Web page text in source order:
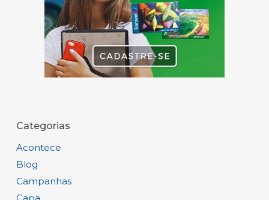
Categorias
Acontece
Blog
Campanhas